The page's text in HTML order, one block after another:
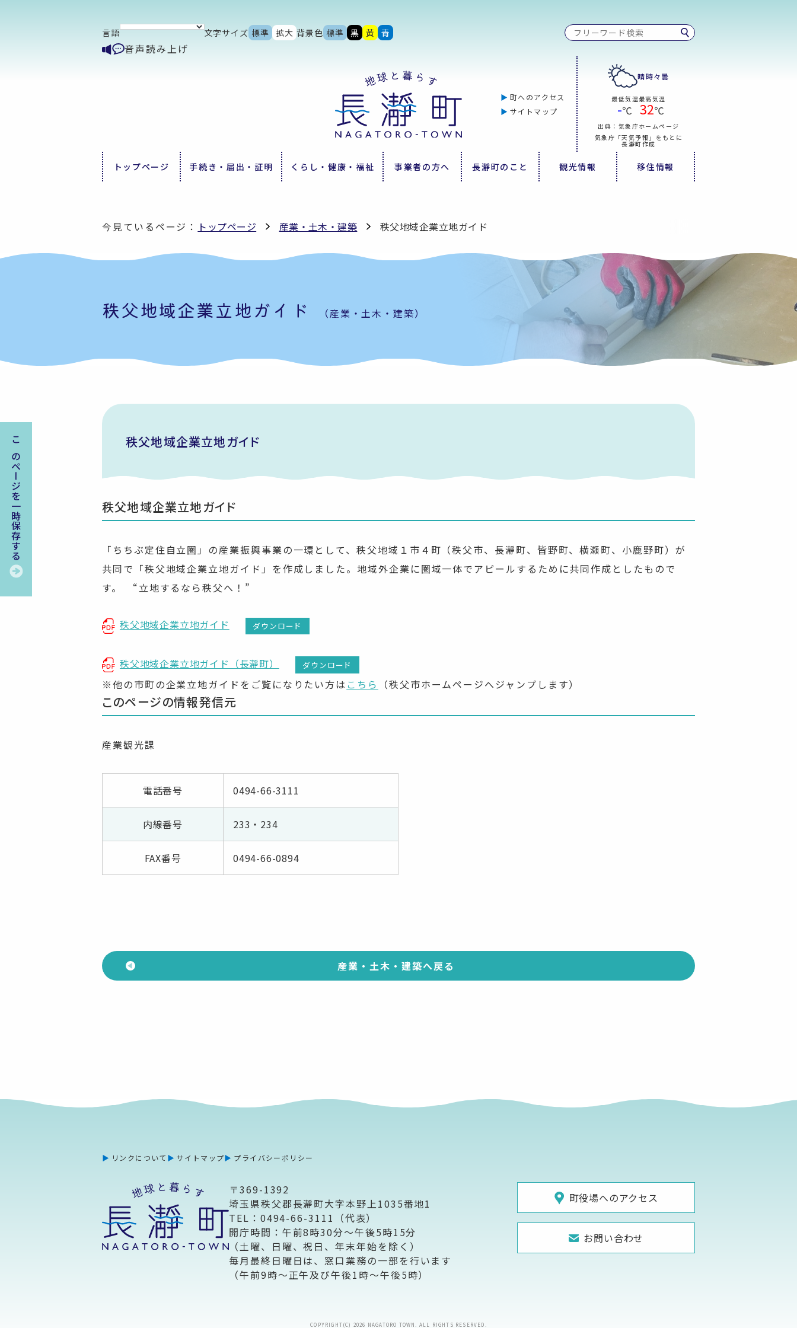
言語 文字サイズ 標準 拡大 背景色 標準 黒 黃 青
音声読み上げ
町へのアクセス
サイトマップ
晴時々曇
最低気温
-℃
最高気温
32℃
出典：気象庁ホームページ
気象庁「天気予報」をもとに
長瀞町作成
トップページ 手続き・届出・証明 くらし・健康・福祉 事業者の方へ 長瀞町のこと 観光情報 移住情報
今見ているページ： トップページ 産業・土木・建築 秩父地域企業立地ガイド
秩父地域企業立地ガイド （産業・土木・建築）
秩父地域企業立地ガイド
秩父地域企業立地ガイド
「ちちぶ定住自立圏」の産業振興事業の一環として、秩父地域１市４町（秩父市、長瀞町、皆野町、横瀬町、小鹿野町）が
共同で「秩父地域企業立地ガイド」を作成しました。地域外企業に圏域一体でアピールするために共同作成としたもので
す。 “立地するなら秩父へ！”
秩父地域企業立地ガイド ダウンロード
秩父地域企業立地ガイド（長瀞町） ダウンロード
※他の市町の企業立地ガイドをご覧になりたい方は こちら （秩父市ホームページへジャンプします）
このページの情報発信元
産業観光課
電話番号 0494-66-3111
内線番号 233・234
FAX番号 0494-66-0894
産業・土木・建築へ戻る
このページを一時保存する
リンクについて サイトマップ プライバシーポリシー
〒369-1392
埼玉県秩父郡長瀞町大字本野上1035番地1
TEL：0494-66-3111（代表）
開庁時間：午前8時30分～午後5時15分
（土曜、日曜、祝日、年末年始を除く）
毎月最終日曜日は、窓口業務の一部を行います
（午前9時～正午及び午後1時～午後5時）
町役場へのアクセス
お問い合わせ
COPYRIGHT(C) 2026 NAGATORO TOWN. ALL RIGHTS RESERVED.